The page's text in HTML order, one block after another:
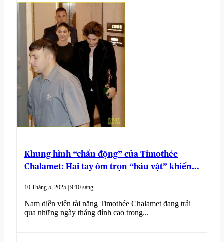
Khung hình “chấn động” của Timothée
Chalamet: Hai tay ôm trọn “báu vật” khiến
10 Tháng 5, 2025 | 9:10 sáng
Nam diễn viên tài năng Timothée Chalamet đang trải
qua những ngày tháng đỉnh cao trong...